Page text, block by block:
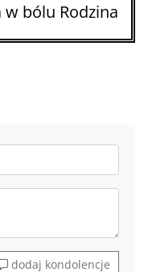
w bólu Rodzina
dodaj kondolencje